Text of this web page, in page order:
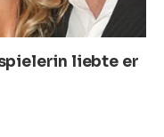
liebte er